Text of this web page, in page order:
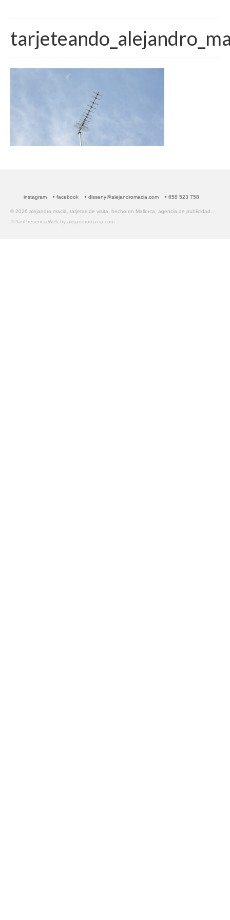
instagram • facebook • disseny@alejandromacia.com • 658 523 758
© 2026 alejandro macià, tarjetas de visita, hecho en Mallorca, agencia de publicidad. -
#PlanPresenciaWeb by alejandromacia.com